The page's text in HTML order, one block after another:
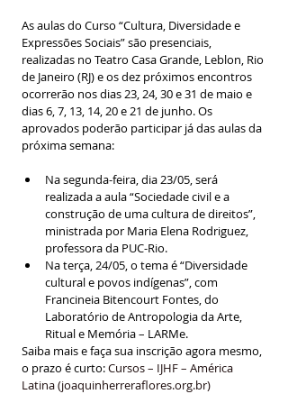
As aulas do Curso “Cultura, Diversidade e
Expressões Sociais” são presenciais,
realizadas no Teatro Casa Grande, Leblon, Rio
de Janeiro (RJ) e os dez próximos encontros
ocorrerão nos dias 23, 24, 30 e 31 de maio e
dias 6, 7, 13, 14, 20 e 21 de junho. Os
aprovados poderão participar já das aulas da
próxima semana:
Na segunda-feira, dia 23/05, será
realizada a aula “Sociedade civil e a
construção de uma cultura de direitos”,
ministrada por Maria Elena Rodriguez,
professora da PUC-Rio.
Na terça, 24/05, o tema é “Diversidade
cultural e povos indígenas”, com
Francineia Bitencourt Fontes, do
Laboratório de Antropologia da Arte,
Ritual e Memória – LARMe.
Saiba mais e faça sua inscrição agora mesmo,
o prazo é curto:Cursos – IJHF – América
Latina (joaquinherreraflores.org.br)